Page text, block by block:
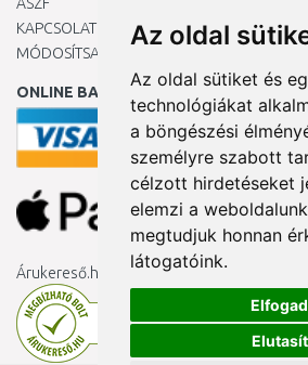
Az oldal
Az oldal sütiket és
technológiákat
a böngészési
személyre szabott
célzott hirdetéseket
elemzi a
megtudjuk honnan
látogatóink.
KAPCSOLAT
MÓDOSÍTSA A COOKIE-BEÁLLÍTÁSAIMAT
ONLINE BANKKÁRTYÁVAL
Árukereső.hu